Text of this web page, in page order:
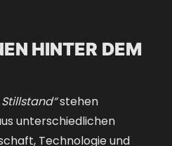
HINTER DEM
Stillstand“stehen
unterschiedlichen
Technologie und